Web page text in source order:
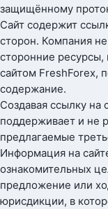
защищённому
Сайт содержит
сторон. Компания
сторонние ресурсы,
сайтом FreshForex,
содержание.
Создавая ссылку на
поддерживает и не
предлагаемые
Информация на
ознакомительных
предложение или
юрисдикции, в